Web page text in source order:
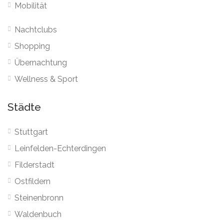
Mobilität
Nachtclubs
Shopping
Übernachtung
Wellness & Sport
Städte
Stuttgart
Leinfelden-Echterdingen
Filderstadt
Ostfildern
Steinenbronn
Waldenbuch